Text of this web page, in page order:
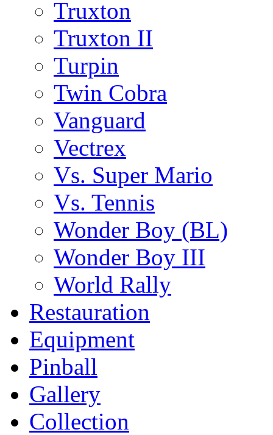
Truxton
Truxton II
Turpin
Twin Cobra
Vanguard
Vectrex
Vs. Super Mario
Vs. Tennis
Wonder Boy (BL)
Wonder Boy III
World Rally
Restauration
Equipment
Pinball
Gallery
Collection